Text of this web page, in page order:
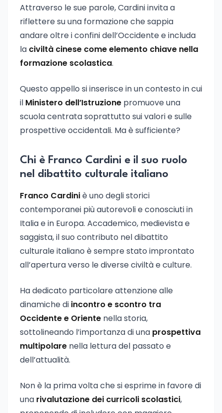
Attraverso le sue parole, Cardini invita a
riflettere su una formazione che sappia
andare oltre i confini dell’Occidente e includa
la civiltà cinese come elemento chiave nella
formazione scolastica.
Questo appello si inserisce in un contesto in cui
il Ministero dell’Istruzione promuove una
scuola centrata soprattutto sui valori e sulle
prospettive occidentali. Ma è sufficiente?
Chi è Franco Cardini e il suo ruolo
nel dibattito culturale italiano
Franco Cardiniè uno degli storici
contemporanei più autorevoli e conosciuti in
Italia e in Europa. Accademico, medievista e
saggista, il suo contributo nel dibattito
culturale italiano è sempre stato improntato
all’apertura verso le diverse civiltà e culture.
Ha dedicato particolare attenzione alle
dinamiche di incontro e scontro tra
Occidente e Oriente nella storia,
sottolineando l’importanza di una prospettiva
multipolare nella lettura del passato e
dell’attualità.
Non è la prima volta che si esprime in favore di
una rivalutazione dei curricoli scolastici,